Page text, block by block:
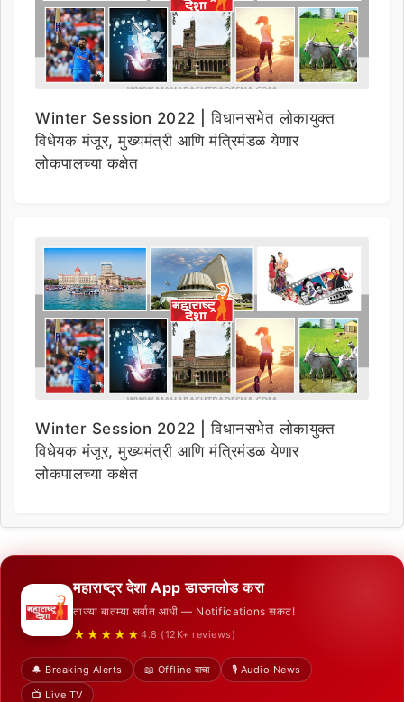
Winter Session 2022 | विधानसभेत लोकायुक्त
विधेयक मंजूर, मुख्यमंत्री आणि मंत्रिमंडळ येणार
लोकपालच्या कक्षेत
Winter Session 2022 | विधानसभेत लोकायुक्त
विधेयक मंजूर, मुख्यमंत्री आणि मंत्रिमंडळ येणार
लोकपालच्या कक्षेत
महाराष्ट्र देशा App डाउनलोड करा
ताज्या बातम्या सर्वात आधी — Notifications सकट!
★★★★★ 4.8 (12K+ reviews)
🔔 Breaking Alerts 📖 Offline वाचा
🎙️ Audio News
📺 Live TV